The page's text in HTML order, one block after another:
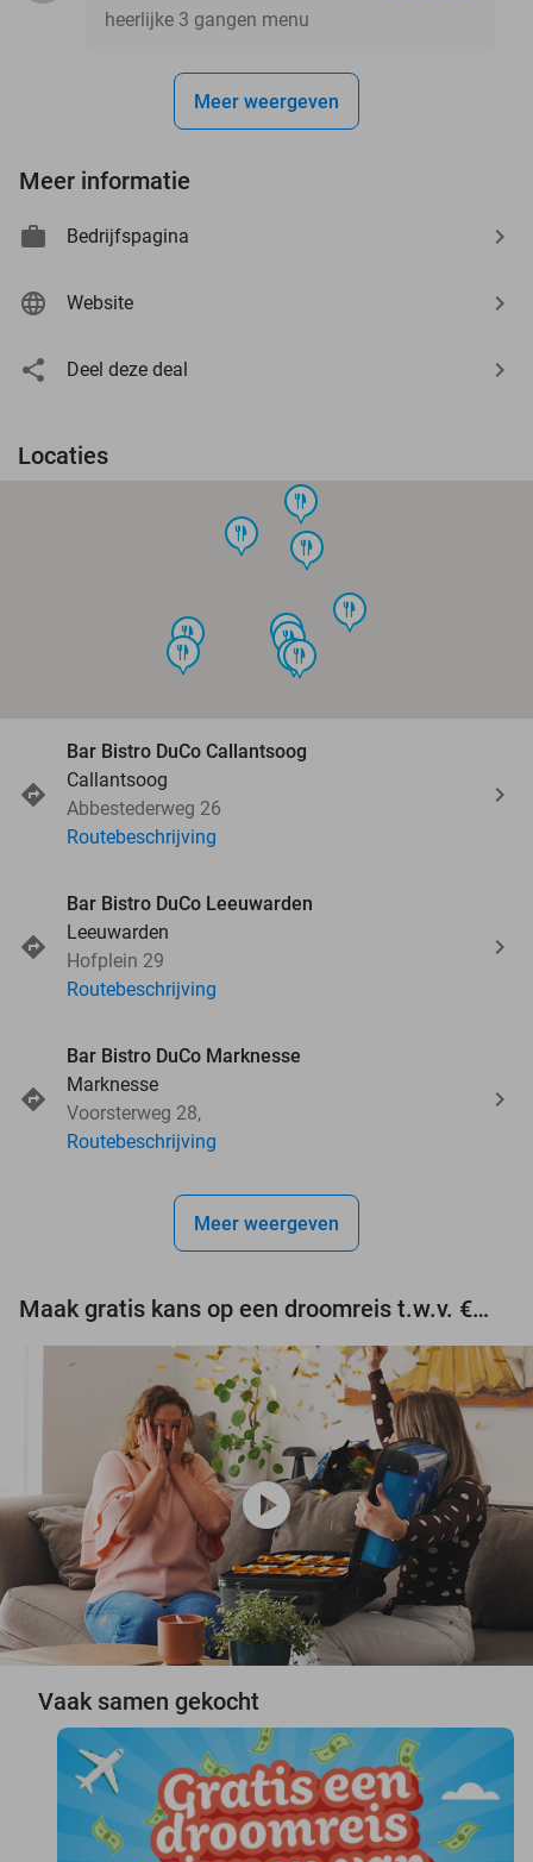
heerlijke 3 gangen menu
Meer weergeven
Meer informatie
Bedrijfspagina
Website
Deel deze deal
Locaties
food
food
food
food
food
food
food
food
food food
Bar Bistro DuCo Callantsoog
Callantsoog
Abbestederweg 26
Routebeschrijving
Bar Bistro DuCo Leeuwarden
Leeuwarden
Hofplein 29
Routebeschrijving
Bar Bistro DuCo Marknesse
Marknesse
Voorsterweg 28,
Routebeschrijving
Meer weergeven
Maak gratis kans op een droomreis t.w.v. €3.000!
play_circle
Vaak samen gekocht